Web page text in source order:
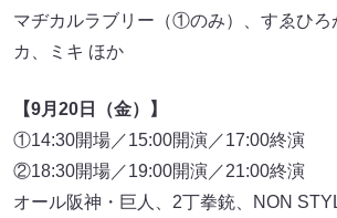
マヂカルラブリー（①のみ）、すゑひろ
カ、ミキ ほか
【9月20日（金）】
①14:30開場／15:00開演／17:00終演
②18:30開場／19:00開演／21:00終演
オール阪神・巨人、2丁拳銃、NON